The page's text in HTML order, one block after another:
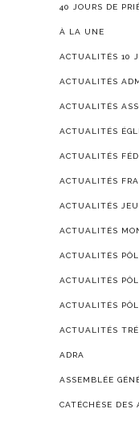
40 JOURS DE
À LA UNE
ACTUALITÉS 10
ACTUALITÉS
ACTUALITÉS
ACTUALITÉS
ACTUALITÉS
ACTUALITÉS
ACTUALITÉS
ACTUALITÉS
ACTUALITÉS
ACTUALITÉS
ACTUALITÉS
ACTUALITÉS
ADRA
ASSEMBLÉE
CATÉCHÈSE DES